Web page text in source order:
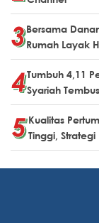
Bersama
Rumah Layak
Tumbuh 4,11
Syariah
Kualitas
Tinggi, Strategi